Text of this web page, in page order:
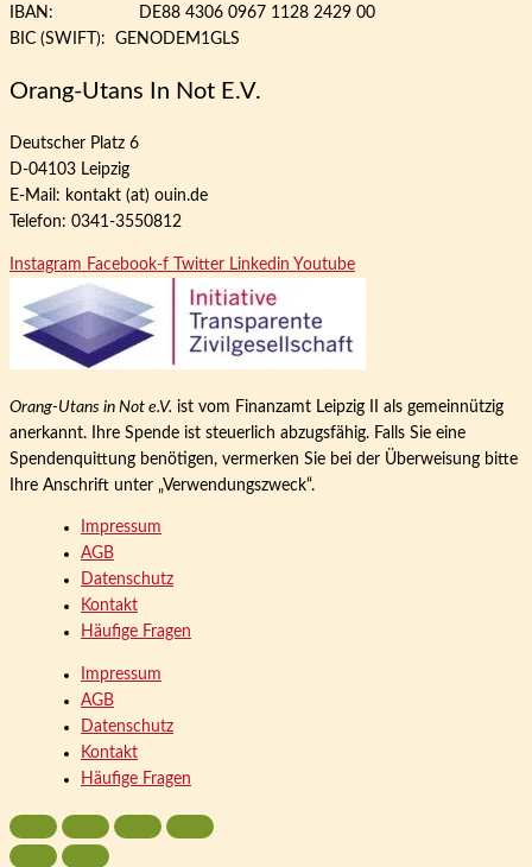
IBAN: DE88 4306 0967 1128 2429 00
BIC (SWIFT): GENODEM1GLS
Orang-Utans In Not E.V.
Deutscher Platz 6
D-04103 Leipzig
E-Mail: kontakt (at) ouin.de
Telefon: 0341-3550812
Instagram Facebook-f Twitter Linkedin Youtube
Orang-Utans in Not e.V. ist vom Finanzamt Leipzig II als gemeinnützig
anerkannt. Ihre Spende ist steuerlich abzugsfähig. Falls Sie eine
Spendenquittung benötigen, vermerken Sie bei der Überweisung bitte
Ihre Anschrift unter „Verwendungszweck“.
Impressum
AGB
Datenschutz
Kontakt
Häufige Fragen
Impressum
AGB
Datenschutz
Kontakt
Häufige Fragen